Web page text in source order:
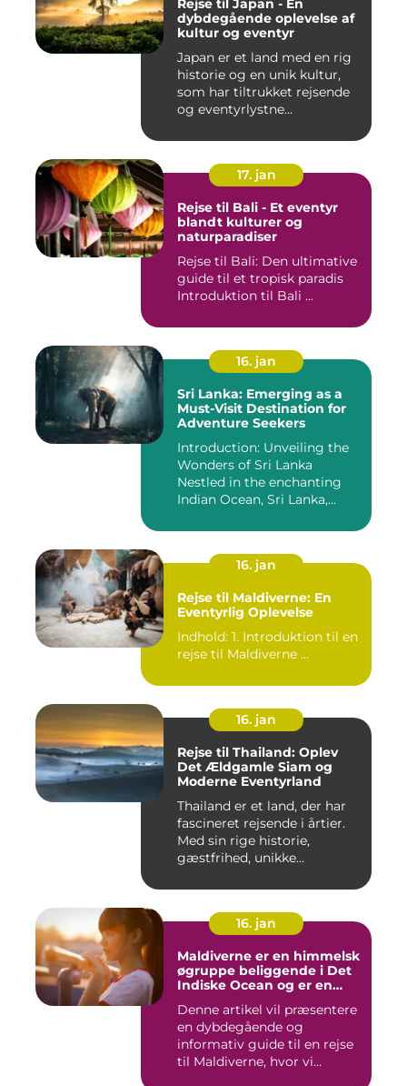
Rejse til Japan - En
dybdegående oplevelse af
kultur og eventyr
Japan er et land med en rig
historie og en unik kultur,
som har tiltrukket rejsende
og eventyrlystne...
17. jan
Rejse til Bali - Et eventyr
blandt kulturer og
naturparadiser
Rejse til Bali: Den ultimative
guide til et tropisk paradis
Introduktion til Bali ...
16. jan
Sri Lanka: Emerging as a
Must-Visit Destination for
Adventure Seekers
Introduction: Unveiling the
Wonders of Sri Lanka
Nestled in the enchanting
Indian Ocean, Sri Lanka,...
16. jan
Rejse til Maldiverne: En
Eventyrlig Oplevelse
Indhold: 1. Introduktion til en
rejse til Maldiverne ...
16. jan
Rejse til Thailand: Oplev
Det Ældgamle Siam og
Moderne Eventyrland
Thailand er et land, der har
fascineret rejsende i årtier.
Med sin rige historie,
gæstfrihed, unikke...
16. jan
Maldiverne er en himmelsk
øgruppe beliggende i Det
Indiske Ocean og er en
rejsende og eventyrlystne
Denne artikel vil præsentere
en dybdegående og
informativ guide til en rejse
til Maldiverne, hvor vi...